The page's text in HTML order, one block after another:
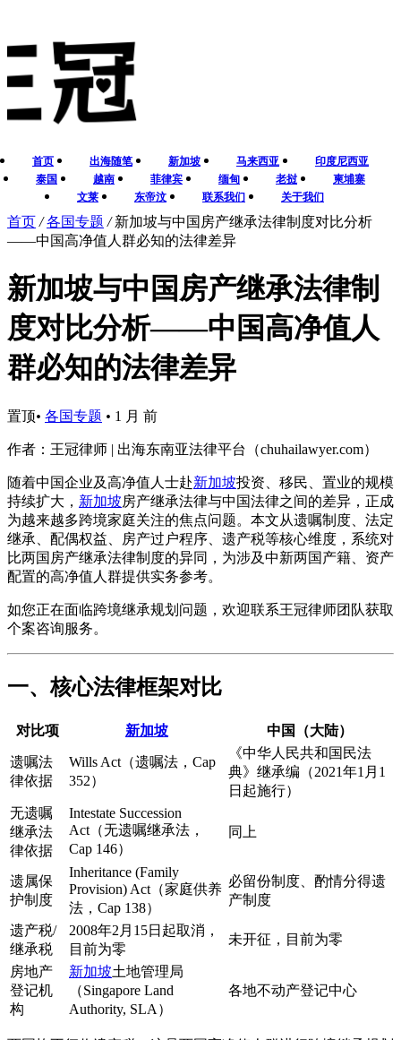
首页 出海随笔 新加坡 马来西亚
印度尼西亚
泰国
越南 菲律宾 缅甸 老挝
柬埔寨
文莱
东帝汶 联系我们 关于我们
首页 / 各国专题 / 新加坡与中国房产继承法律制度对比分析
——中国高净值人群必知的法律差异
新加坡与中国房产继承法律制
度对比分析——中国高净值人
群必知的法律差异
置顶• 各国专题 • 1 月 前
作者：王冠律师 | 出海东南亚法律平台（chuhailawyer.com）
随着中国企业及高净值人士赴新加坡投资、移民、置业的规模
持续扩大， 新加坡房产继承法律与中国法律之间的差异，正成
为越来越多跨境家庭关注的焦点问题。本文从遗嘱制度、法定
继承、配偶权益、房产过户程序、遗产税等核心维度，系统对
比两国房产继承法律制度的异同，为涉及中新两国产籍、资产
配置的高净值人群提供实务参考。
如您正在面临跨境继承规划问题，欢迎联系王冠律师团队获取
个案咨询服务。
一、核心法律框架对比
对比项 新加坡 中国（大陆）
遗嘱法
律依据
Wills Act（遗嘱法，Cap
352）
《中华人民共和国民法
典》继承编（2021年1月1
日起施行）
无遗嘱
继承法
律依据
Intestate Succession
Act（无遗嘱继承法，
Cap 146）
同上
遗属保
护制度
Inheritance (Family
Provision) Act（家庭供养
法，Cap 138）
必留份制度、酌情分得遗
产制度
遗产税/
继承税
2008年2月15日起取消，
目前为零
未开征，目前为零
房地产
登记机
构
新加坡土地管理局
（Singapore Land
Authority, SLA）
各地不动产登记中心